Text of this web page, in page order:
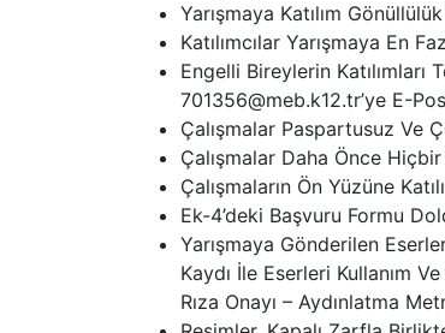
Yarışmaya Katılım
Katılımcılar Yarışmaya En
Engelli Bireylerin
701356@meb.k12.tr’ye E-
Çalışmalar Paspartusuz Ve
Çalışmalar Daha Önce Hiçbir
Çalışmaların Ön Yüzüne
Ek-4’deki Başvuru Formu
Yarışmaya Gönderilen
Kaydı İle Eserleri Kullanım
Rıza Onayı – Aydınlatma